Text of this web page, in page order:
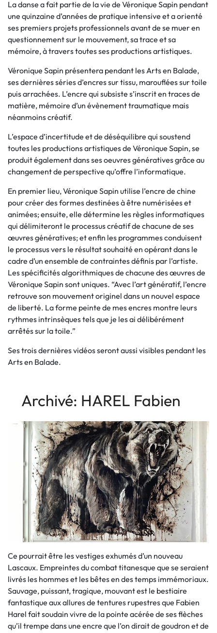
La danse a fait partie de la vie de Véronique Sapin pendant
une quinzaine d’années de pratique intensive et a orienté
ses premiers projets professionnels avant de se muer en
questionnement sur le mouvement, sa trace et sa
mémoire, à travers toutes ses productions artistiques.
Véronique Sapin présentera pendant les Arts en Balade,
ses dernières séries d’encres sur tissu, marouflées sur toile
puis arrachées. L’encre qui subsiste s’inscrit en traces de
matière, mémoire d’un évènement traumatique mais
néanmoins créatif.
L’espace d’incertitude et de déséquilibre qui soustend
toutes les productions artistiques de Véronique Sapin, se
produit également dans ses oeuvres génératives grâce au
changement de perspective qu’offre l’informatique.
En premier lieu, Véronique Sapin utilise l’encre de chine
pour créer des formes destinées à être numérisées et
animées; ensuite, elle détermine les règles informatiques
qui délimiteront le processus créatif de chacune de ses
œuvres génératives; et enfin les programmes conduisent
le processus vers le résultat souhaité en opérant dans le
cadre d’un ensemble de contraintes définis par l’artiste.
Les spécificités algorithmiques de chacune des œuvres de
Véronique Sapin sont uniques. “Avec l’art génératif, l’encre
retrouve son mouvement originel dans un nouvel espace
de liberté. La forme peinte de mes encres montre leurs
rythmes intrinsèques tels que je les ai délibérément
arrêtés sur la toile.”
Ses trois dernières vidéos seront aussi visibles pendant les
Arts en Balade.
Archivé: HAREL Fabien
Ce pourrait être les vestiges exhumés d’un nouveau
Lascaux. Empreintes du combat titanesque que se seraient
livrés les hommes et les bêtes en des temps immémoriaux.
Sauvage, puissant, tragique, mouvant est le bestiaire
fantastique aux allures de tentures rupestres que Fabien
Harel fait soudain vivre de la pointe acérée de ses flèches
qu’il trempe dans une encre que l’on dirait de goudron et de